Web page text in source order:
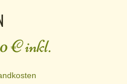
€inkl.